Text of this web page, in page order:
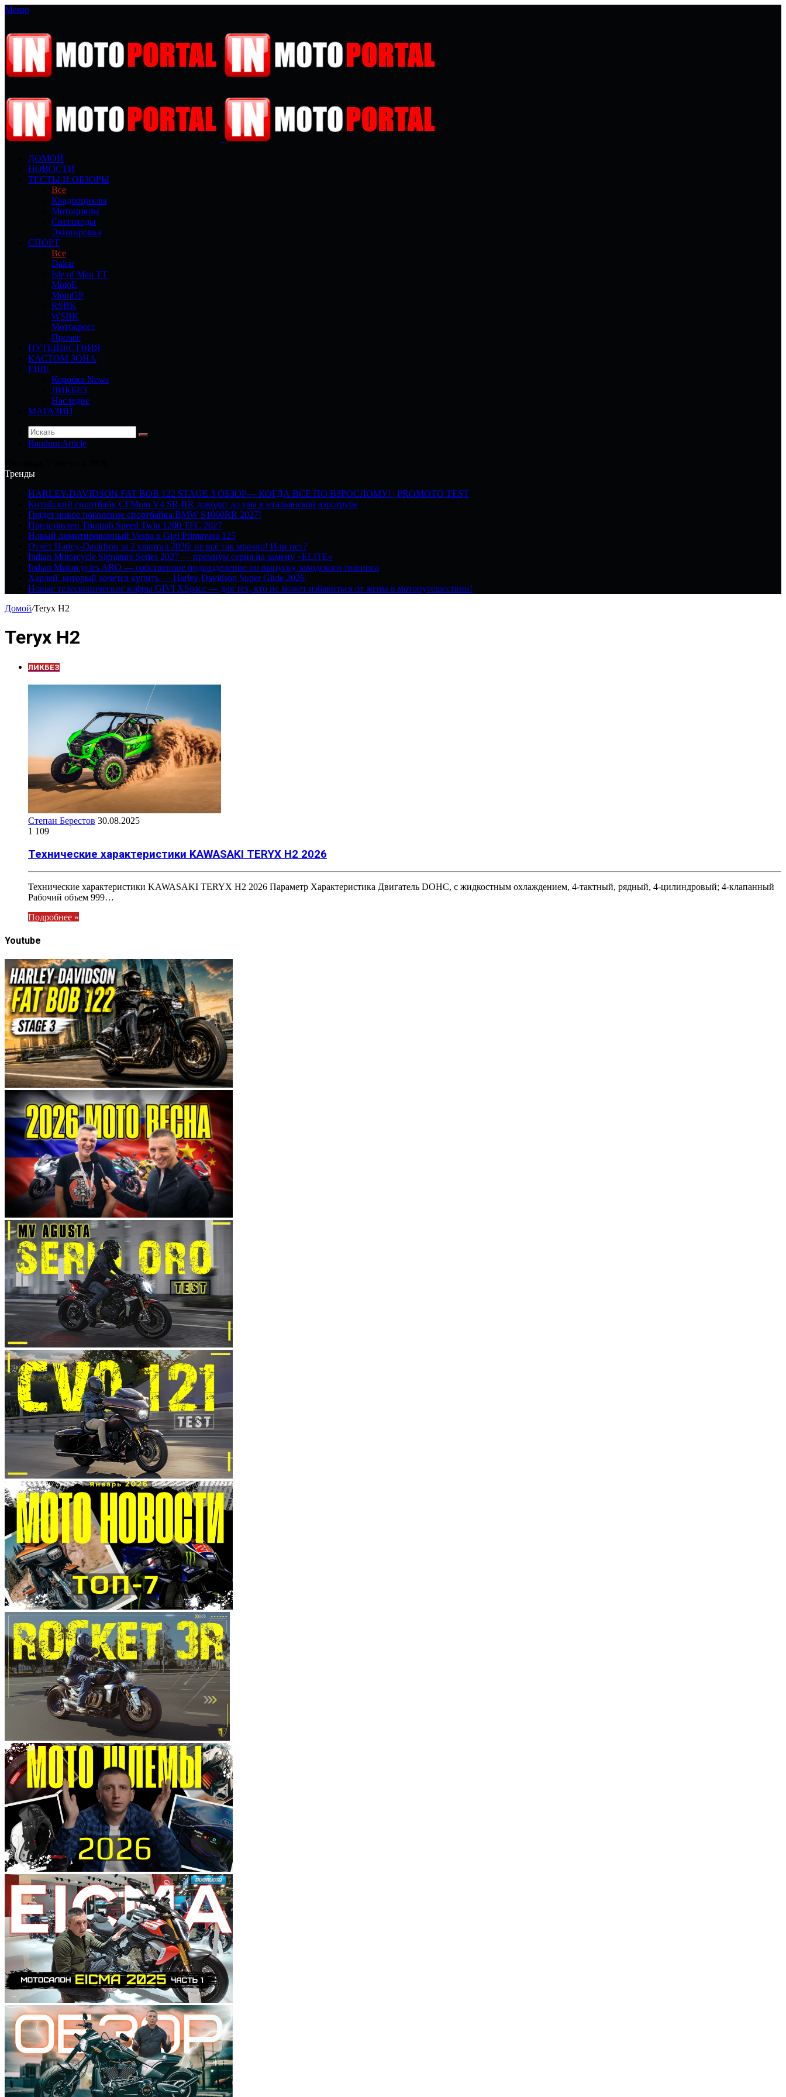
Меню
ДОМОЙ
НОВОСТИ
ТЕСТЫ И ОБЗОРЫ
Все
Квадроциклы
Мотоциклы
Снегоходы
Экипировка
СПОРТ
Все
Dakar
Isle of Man TT
MotoE
MotoGP
RSBK
WSBK
Мотокросс
Прочее
ПУТЕШЕСТВИЯ
КАСТОМ ЗОНА
ЕЩЕ
Коробка News
ЛИКБЕЗ
Наследие
МАГАЗИН
Random Article
Тренды
HARLEY-DAVIDSON FAT BOB 122 STAGE 3 ОБЗОР— КОГДА ВСЕ ПО ВЗРОСЛОМУ! | PROMOTO TEST
Китайский спортбайк CFMoto V4 SR-RR доводят до ума в итальянской аэротрубе
Грядет новое поколение спортбайка BMW S1000RR 2027!
Представлен Triumph Speed Twin 1200 TFC 2027
Новый лимитированный Vespa x Gigi Primavera 125
Отчёт Harley-Davidson за 2 квартал 2026: не всё так мрачно! Или нет?
Indian Motorcycle Signature Series 2027 — премиум серия на замену «ELITE»
Indian Motorcycles ARO — собственное подразделение по выпуску заводского тюнинга
Харлей, который хочется купить — Harley-Davidson Super Glide 2026
Новые телескопические кофры GIVI XSpace — для тех, кто не может избавиться от жены в мотопутешествии!
Домой/Teryx H2
Teryx H2
ЛИКБЕЗ
Степан Берестов 30.08.2025
1 109
Технические характеристики KAWASAKI TERYX H2 2026
Технические характеристики KAWASAKI TERYX H2 2026 Параметр Характеристика Двигатель DOHC, с жидкостным охлаждением, 4-тактный, рядный, 4-цилиндровый; 4-клапанный
Рабочий объем 999…
Подробнее »
Youtube